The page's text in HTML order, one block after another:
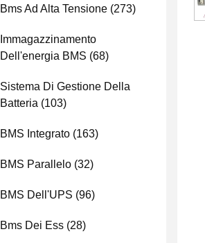
Bms Ad Alta Tensione (273)
Immagazzinamento
Dell'energia BMS (68)
Sistema Di Gestione Della
Batteria (103)
BMS Integrato (163)
BMS Parallelo (32)
BMS Dell'UPS (96)
Bms Dei Ess (28)